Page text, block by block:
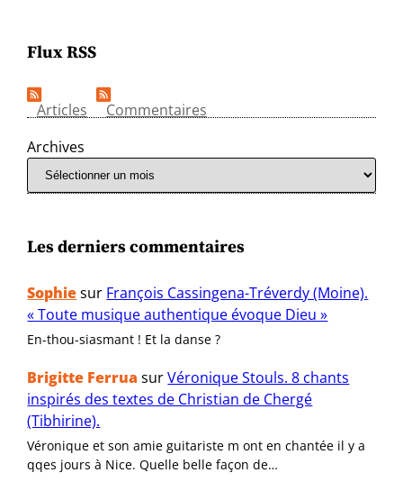
Flux RSS
Articles
Commentaires
Archives
Les derniers commentaires
Sophiesur François Cassingena-Tréverdy (Moine).
« Toute musique authentique évoque Dieu »
En-thou-siasmant ! Et la danse ?
Brigitte Ferrua surVéronique Stouls. 8 chants
inspirés des textes de Christian de Chergé
(Tibhirine).
Véronique et son amie guitariste m ont en chantée il y a
qqes jours à Nice. Quelle belle façon de…